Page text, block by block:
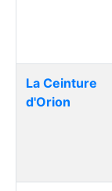
La Ceinture
d'Orion